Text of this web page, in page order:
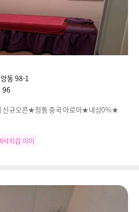
동 98-1
96
] 신규오픈★정통 중국 아로마★내상0%★
사지갑 이이